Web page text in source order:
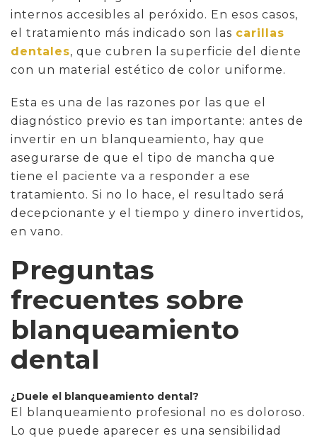
internos accesibles al peróxido. En esos casos,
el tratamiento más indicado son las carillas
dentales, que cubren la superficie del diente
con un material estético de color uniforme.
Esta es una de las razones por las que el
diagnóstico previo es tan importante: antes de
invertir en un blanqueamiento, hay que
asegurarse de que el tipo de mancha que
tiene el paciente va a responder a ese
tratamiento. Si no lo hace, el resultado será
decepcionante y el tiempo y dinero invertidos,
en vano.
Preguntas
frecuentes sobre
blanqueamiento
dental
¿Duele el blanqueamiento dental?
El blanqueamiento profesional no es doloroso.
Lo que puede aparecer es una sensibilidad